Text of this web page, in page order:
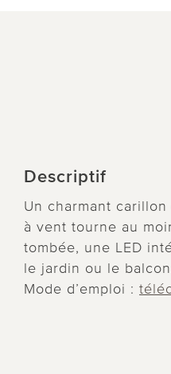
Descriptif
Un charmant
à vent tourne au
tombée, une LED
le jardin ou le
Mode d’emploi :